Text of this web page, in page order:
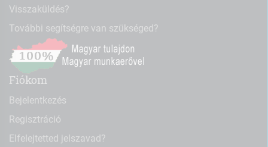
Visszaküldés?
További segítségre van szükséged?
Fiókom
Bejelentkezés
Regisztráció
Elfelejtetted jelszavad?